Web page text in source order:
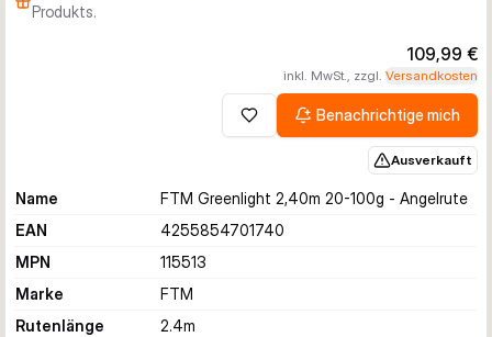
Produkts.
109,99 €
inkl. MwSt., zzgl. Versandkosten
Zur Wunschliste hinzufügen
Benachrichtige mich
Ausverkauft
Name
FTM Greenlight 2,40m 20-100g - Angelrute
EAN
4255854701740
MPN
115513
Marke
FTM
Rutenlänge
2.4m